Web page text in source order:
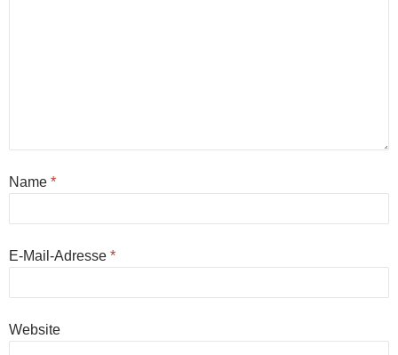
Name *
E-Mail-Adresse *
Website